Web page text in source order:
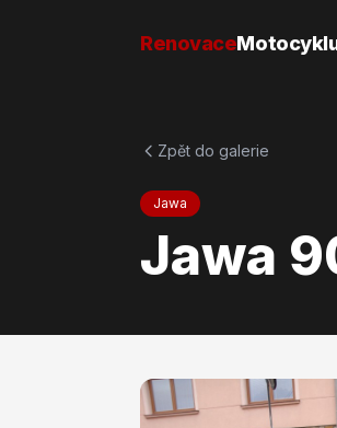
Renovace
Zpět do galerie
Jawa
Jawa